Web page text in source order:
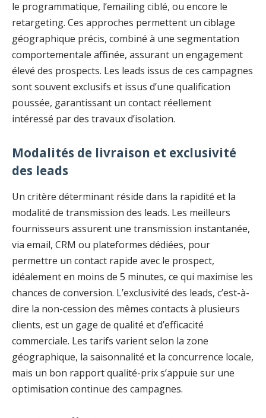
le programmatique, l’emailing ciblé, ou encore le
retargeting. Ces approches permettent un ciblage
géographique précis, combiné à une segmentation
comportementale affinée, assurant un engagement
élevé des prospects. Les leads issus de ces campagnes
sont souvent exclusifs et issus d’une qualification
poussée, garantissant un contact réellement
intéressé par des travaux d’isolation.
Modalités de livraison et exclusivité
des leads
Un critère déterminant réside dans la rapidité et la
modalité de transmission des leads. Les meilleurs
fournisseurs assurent une transmission instantanée,
via email, CRM ou plateformes dédiées, pour
permettre un contact rapide avec le prospect,
idéalement en moins de 5 minutes, ce qui maximise les
chances de conversion. L’exclusivité des leads, c’est-à-
dire la non-cession des mêmes contacts à plusieurs
clients, est un gage de qualité et d’efficacité
commerciale. Les tarifs varient selon la zone
géographique, la saisonnalité et la concurrence locale,
mais un bon rapport qualité-prix s’appuie sur une
optimisation continue des campagnes.